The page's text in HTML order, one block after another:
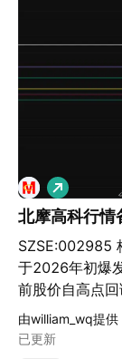
北摩高科行情
SZSE:002985
于2026年初爆
前股价自高点
点： 底部巨量
线与周线视角
做
多
由william_wq提供
已更新